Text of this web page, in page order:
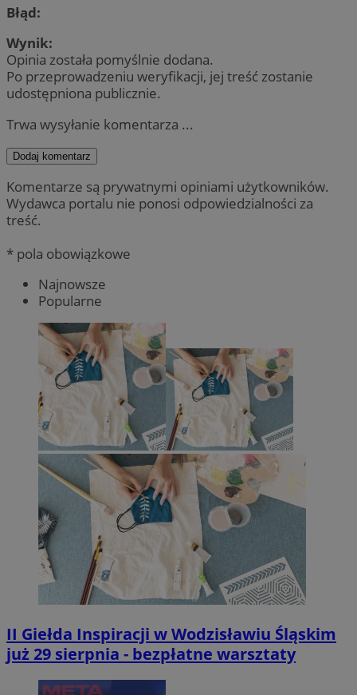
Błąd:
Wynik:
Opinia została pomyślnie dodana.
Po przeprowadzeniu weryfikacji, jej treść zostanie
udostępniona publicznie.
Trwa wysyłanie komentarza ...
Dodaj komentarz
Komentarze są prywatnymi opiniami użytkowników.
Wydawca portalu nie ponosi odpowiedzialności za
treść.
* pola obowiązkowe
Najnowsze
Popularne
II Giełda Inspiracji w Wodzisławiu Śląskim
już 29 sierpnia - bezpłatne warsztaty